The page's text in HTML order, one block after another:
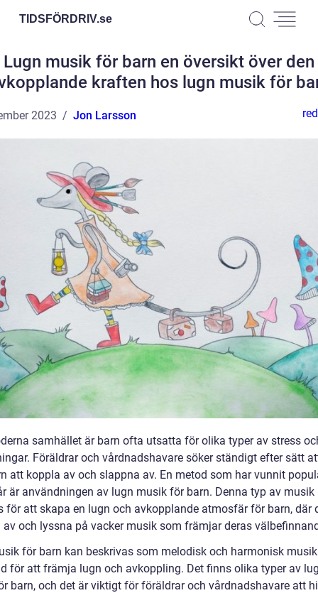
TIDSFÖRDRIV.se
Lugn musik för barn en översikt över den
kraften hos lugn musik för
2023 Jon Larsson
samhället är barn ofta utsatta för olika typer av stress
Föräldrar och vårdnadshavare söker ständigt efter sätt
att koppla av och slappna av. En metod som har vunnit
är användningen av lugn musik för barn. Denna typ av musik
för att skapa en lugn och avkopplande atmosfär för barn, där
av och lyssna på vacker musik som främjar deras
för barn kan beskrivas som melodisk och harmonisk
för att främja lugn och avkoppling. Det finns olika typer av
barn, och det är viktigt för föräldrar och vårdnadshavare att